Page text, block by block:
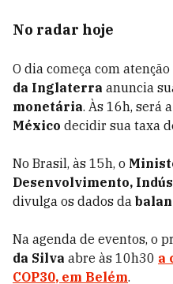
No radar hoje
O dia começa com
da Inglaterra anuncia
monetária. Às 16h, será
México decidir sua taxa
No Brasil, às 15h, o
Desenvolvimento,
divulga os dados da
Na agenda de eventos, o
da Silva abre às 10h30 a
COP30, em Belém.